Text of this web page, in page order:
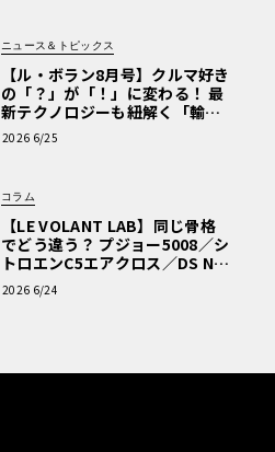
ニュース＆トピックス
【ル・ボラン8月号】クルマ好き
の「？」が「！」に変わる！ 最
新テクノロジーも紐解く「輸入
車Q&A」
2026 6/25
コラム
【LE VOLANT LAB】同じ骨格
でどう違う？ プジョー5008／シ
トロエンC5エアクロス／DS Nº4
読者一気乗りレポート
2026 6/24